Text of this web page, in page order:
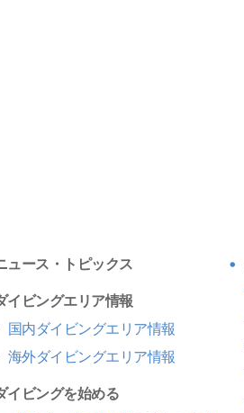
ュース・トピックス
イビングエリア情報
国内ダイビングエリア情報
海外ダイビングエリア情報
イビングを始める